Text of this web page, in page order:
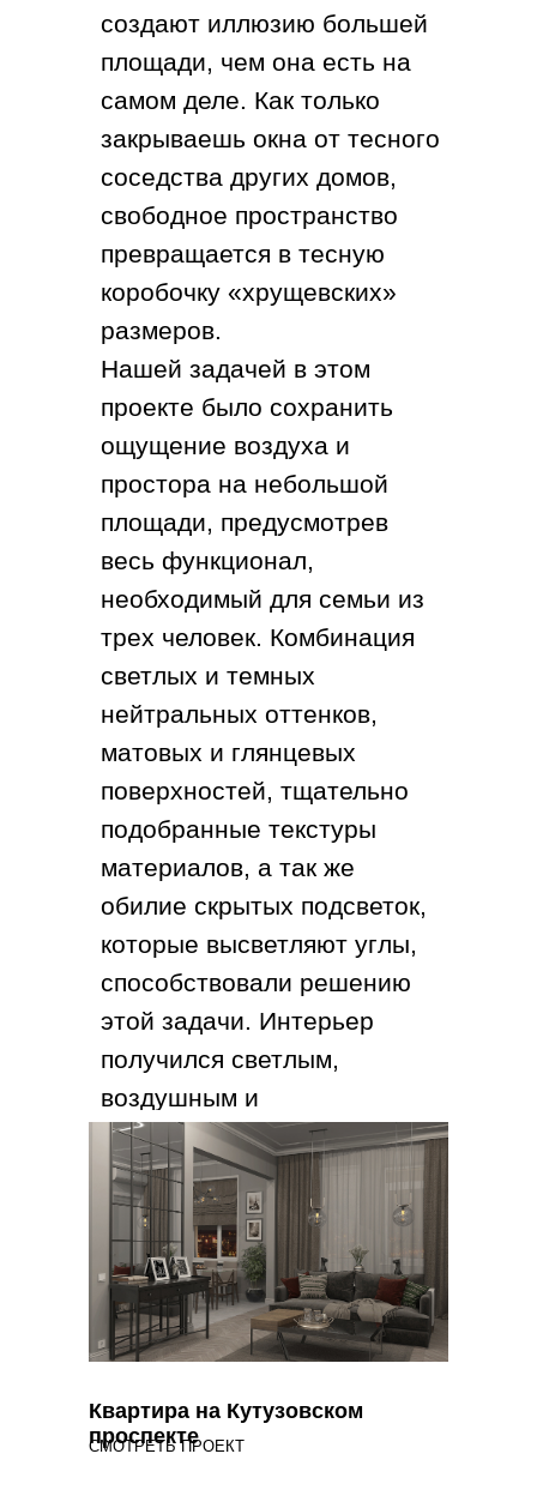
создают иллюзию большей
площади, чем она есть на
самом деле. Как только
закрываешь окна от тесного
соседства других домов,
свободное пространство
превращается в тесную
коробочку «хрущевских»
размеров.
Нашей задачей в этом
проекте было сохранить
ощущение воздуха и
простора на небольшой
площади, предусмотрев
весь функционал,
необходимый для семьи из
трех человек. Комбинация
светлых и темных
нейтральных оттенков,
матовых и глянцевых
поверхностей, тщательно
подобранные текстуры
материалов, а так же
обилие скрытых подсветок,
которые высветляют углы,
способствовали решению
этой задачи. Интерьер
получился светлым,
воздушным и
обволакивающим.
ЭКСПЛИКАЦИЯ
Общая площадь – 70,1 кв.м
Холл – 5,7 кв.м
Коридор – 3,2 кв.м
Кухня - Гостная – 29,3 кв.м
Спальня 1 – 11,3 кв.м
Спальня 2 – 13,0 кв.м
Санузел хозяев – 4,1 кв.м
Квартира на Кутузовском
проспекте
СМОТРЕТЬ ПРОЕКТ